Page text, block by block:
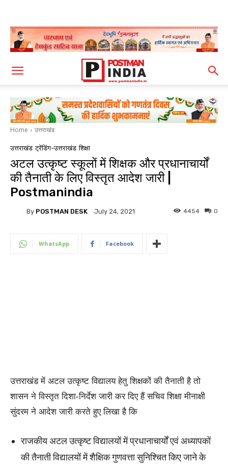
Home उत्तराखंड
उत्तराखंड ट्रेंडिंग-उत्तराखंड शिक्षा
अटल उत्कृष्ट स्कूलों में शिक्षक और प्रधानाचार्यों
की तैनाती के लिए विस्तृत आदेश जारी |
Postmanindia
By POSTMAN DESK July 24, 2021 0
4454
WhatsApp Facebook
उत्तराखंड में अटल उत्कृष्ट विद्यालय हेतु शिक्षकों की तैनाती है तो
शासन ने विस्तृत दिशा-निर्देश जारी कर दिए हैं सचिव शिक्षा मीनाक्षी
सुंदरम ने आदेश जारी करते हुए लिखा है कि
राजकीय अटल उत्कृष्ट विद्यालयों में प्रधानाचार्यों एवं अध्यापकों
की तैनाती विद्यालयों में शैक्षिक गुणवत्ता सुनिश्चित किए जाने के